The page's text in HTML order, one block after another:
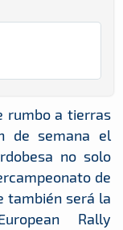
rumbo a tierras
de semana el
no solo
de
también será la
Rally